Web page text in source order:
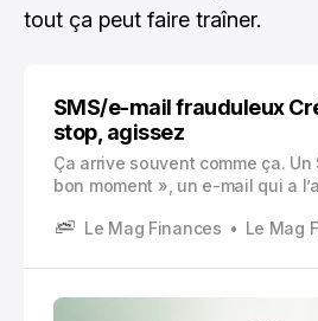
tout ça peut faire traîner.
SMS/e-mail frauduleux
stop, agissez
Ça arrive souvent comme ça.
bon moment », un e-mail qui a
demander si c’est sérieux, si tu
que les fraudeurs gagnent des
Le Mag Finances Le Mag